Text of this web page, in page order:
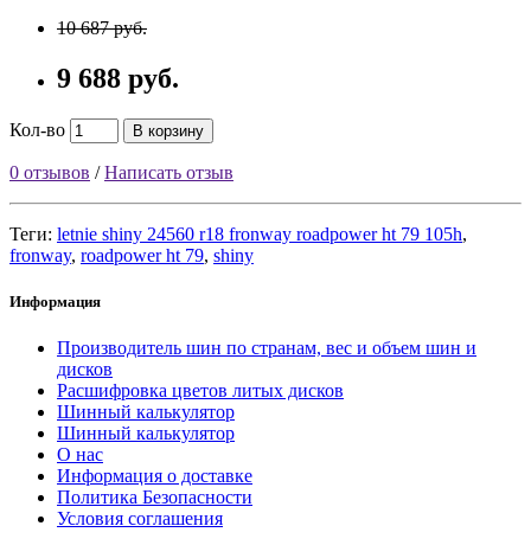
10 687 руб.
9 688 руб.
Кол-во В корзину
0 отзывов /Написать отзыв
Теги: letnie shiny 24560 r18 fronway roadpower ht 79 105h,
fronway, roadpower ht 79, shiny
Информация
Производитель шин по странам, вес и объем шин и
дисков
Расшифровка цветов литых дисков
Шинный калькулятор
Шинный калькулятор
О нас
Информация о доставке
Политика Безопасности
Условия соглашения